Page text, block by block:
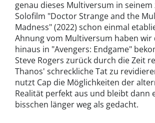
genau dieses Multiversum in seinem
Solofilm "Doctor Strange and the
Madness" (2022) schon einmal
Ahnung vom Multiversum haben
hinaus in "Avengers: Endgame"
Steve Rogers zurück durch die Zeit
Thanos' schreckliche Tat zu
nutzt Cap die Möglichkeiten der
Realität perfekt aus und bleibt dann
bisschen länger weg als gedacht.